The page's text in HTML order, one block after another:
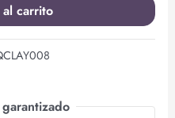
carrito